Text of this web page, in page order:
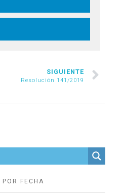
SIGUIENTE
Resolución 141/2019
POR FECHA